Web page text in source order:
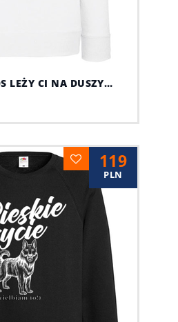
LEŻY CI NA DUSZY…
119
PLN